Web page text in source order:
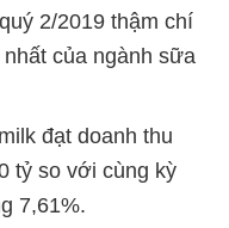
2/2019 thậm chí
của ngành sữa
đạt doanh thu
tỷ so với cùng kỳ
7,61%.